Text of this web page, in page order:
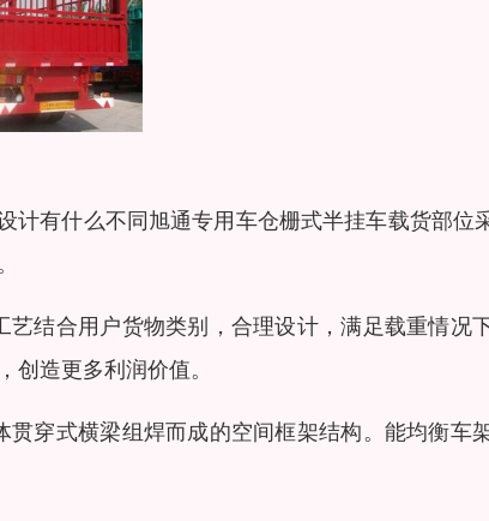
计有什么不同旭通专用车仓栅式半挂车载货部
艺结合用户货物类别，合理设计，满足载重情况
创造更多利润价值。
贯穿式横梁组焊而成的空间框架结构。能均衡车